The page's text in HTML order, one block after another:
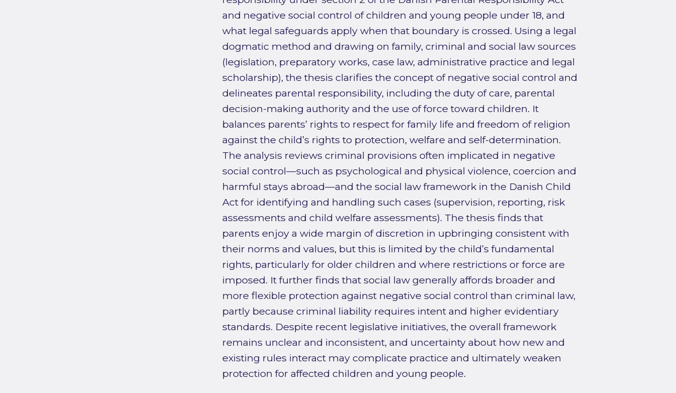
and negative social control of children and young people under 18, and
what legal safeguards apply when that boundary is crossed. Using a legal
dogmatic method and drawing on family, criminal and social law sources
(legislation, preparatory works, case law, administrative practice and legal
scholarship), the thesis clarifies the concept of negative social control and
delineates parental responsibility, including the duty of care, parental
decision-making authority and the use of force toward children. It
balances parents’ rights to respect for family life and freedom of religion
against the child’s rights to protection, welfare and self-determination.
The analysis reviews criminal provisions often implicated in negative
social control—such as psychological and physical violence, coercion and
harmful stays abroad—and the social law framework in the Danish Child
Act for identifying and handling such cases (supervision, reporting, risk
assessments and child welfare assessments). The thesis finds that
parents enjoy a wide margin of discretion in upbringing consistent with
their norms and values, but this is limited by the child’s fundamental
rights, particularly for older children and where restrictions or force are
imposed. It further finds that social law generally affords broader and
more flexible protection against negative social control than criminal law,
partly because criminal liability requires intent and higher evidentiary
standards. Despite recent legislative initiatives, the overall framework
remains unclear and inconsistent, and uncertainty about how new and
existing rules interact may complicate practice and ultimately weaken
protection for affected children and young people.